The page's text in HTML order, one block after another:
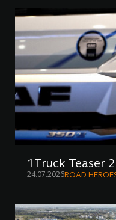
1Truck Teaser
24.07.2026ROAD